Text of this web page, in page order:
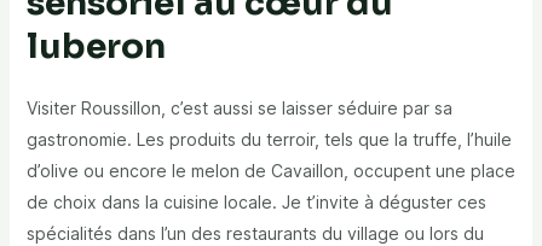
luberon
Visiter Roussillon, c’est aussi se laisser séduire par sa
gastronomie. Les produits du terroir, tels que la truffe, l’huile
d’olive ou encore le melon de Cavaillon, occupent une place
de choix dans la cuisine locale. Je t’invite à déguster ces
spécialités dans l’un des restaurants du village ou lors du